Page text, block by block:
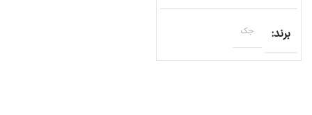
برند جک